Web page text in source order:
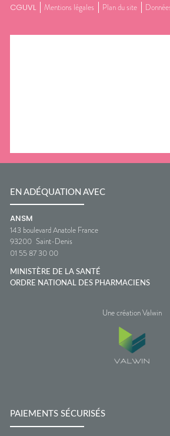
CGUVL Mentions légales Plan du site
EN ADÉQUATION AVEC
ANSM
143 boulevard Anatole France
93200 Saint-Denis
01 55 87 30 00
MINISTÈRE DE LA SANTÉ
ORDRE NATIONAL DES PHARMACIENS
Une création Valwin
PAIEMENTS SÉCURISÉS